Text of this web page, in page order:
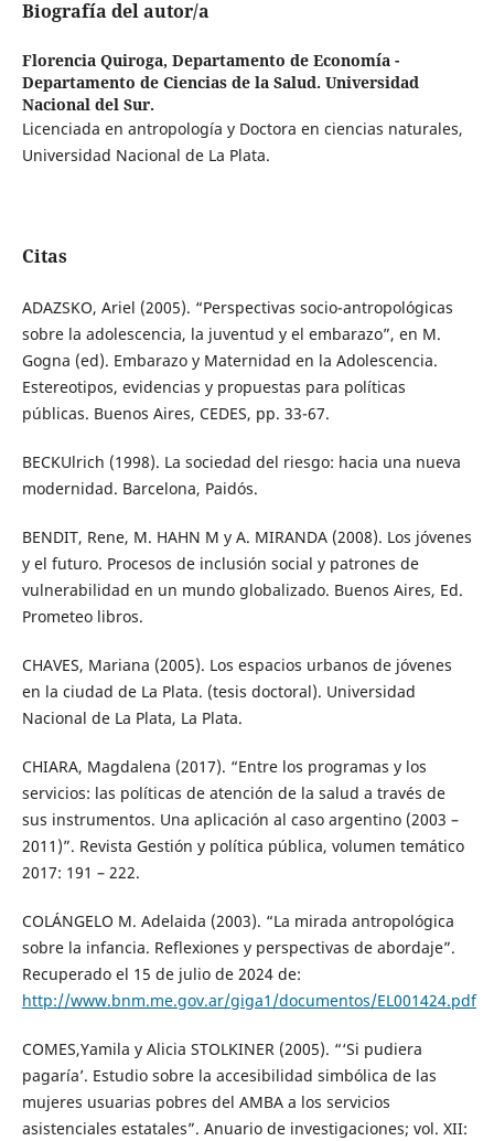
Biografía del autor/a
Florencia Quiroga, Departamento de Economía -
Departamento de Ciencias de la Salud. Universidad
Nacional del Sur.
Licenciada en antropología y Doctora en ciencias naturales,
Universidad Nacional de La Plata.
Citas
ADAZSKO, Ariel (2005). “Perspectivas socio-antropológicas
sobre la adolescencia, la juventud y el embarazo”, en M.
Gogna (ed). Embarazo y Maternidad en la Adolescencia.
Estereotipos, evidencias y propuestas para políticas
públicas. Buenos Aires, CEDES, pp. 33-67.
BECKUlrich (1998). La sociedad del riesgo: hacia una nueva
modernidad. Barcelona, Paidós.
BENDIT, Rene, M. HAHN M y A. MIRANDA (2008). Los jóvenes
y el futuro. Procesos de inclusión social y patrones de
vulnerabilidad en un mundo globalizado. Buenos Aires, Ed.
Prometeo libros.
CHAVES, Mariana (2005). Los espacios urbanos de jóvenes
en la ciudad de La Plata. (tesis doctoral). Universidad
Nacional de La Plata, La Plata.
CHIARA, Magdalena (2017). “Entre los programas y los
servicios: las políticas de atención de la salud a través de
sus instrumentos. Una aplicación al caso argentino (2003 –
2011)”. Revista Gestión y política pública, volumen temático
2017: 191 – 222.
COLÁNGELO M. Adelaida (2003). “La mirada antropológica
sobre la infancia. Reflexiones y perspectivas de abordaje”.
Recuperado el 15 de julio de 2024 de:
http://www.bnm.me.gov.ar/giga1/documentos/EL001424.pdf
COMES,Yamila y Alicia STOLKINER (2005). “‘Si pudiera
pagaría’. Estudio sobre la accesibilidad simbólica de las
mujeres usuarias pobres del AMBA a los servicios
asistenciales estatales”. Anuario de investigaciones; vol. XII: